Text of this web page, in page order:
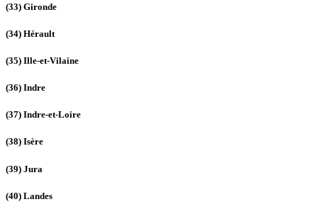
(33) Gironde
(34) Hérault
(35) Ille-et-Vilaine
(36) Indre
(37) Indre-et-Loire
(38) Isère
(39) Jura
(40) Landes